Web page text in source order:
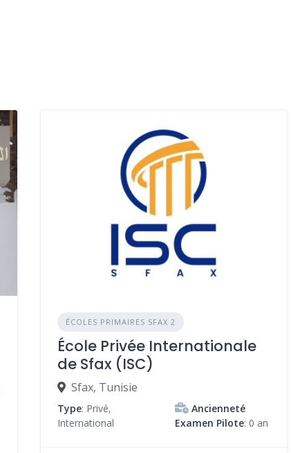
ÉCOLES PRIMAIRES SFAX 2
École Privée Internationale
de Sfax (ISC)
Sfax, Tunisie
Type: Privé,
International
Ancienneté
Examen Pilote: 0 an